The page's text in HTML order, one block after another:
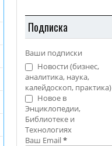
Подписка
Ваши подписки
Новости (бизнес,
аналитика, наука,
калейдоскоп, практика)
Новое в
Энциклопедии,
Библиотеке и
Технологиях
Ваш Email*